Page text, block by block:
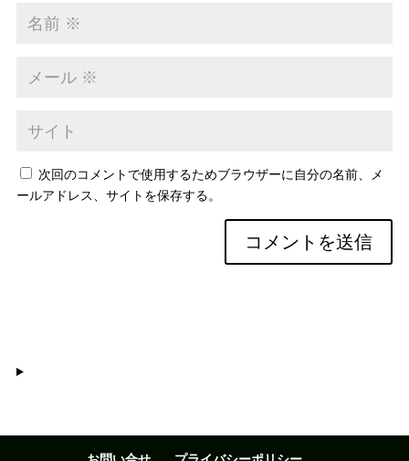
次回のコメントで使用するためブラウザーに自分の名前、メ
ールアドレス、サイトを保存する。